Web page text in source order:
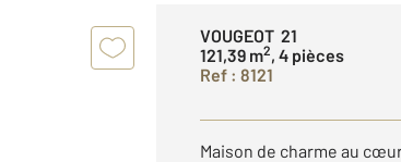
VOUGEOT 21
121,39 m2, 4 pièces
Ref : 8121
Maison de charme au